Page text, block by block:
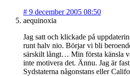
# 9 december 2005 08:50
aequinoxia
Jag satt och klickade på
runt halv nio. Börjar vi bli
särskilt långt… Min första känsla
inte motivera det. Ännu. Jag är
Sydstaterna någonstans eller